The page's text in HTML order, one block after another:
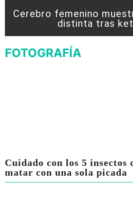
Cerebro femenino
distinta tras
FOTOGRAFÍA
Cuidado con los 5 insectos
matar con una sola picada